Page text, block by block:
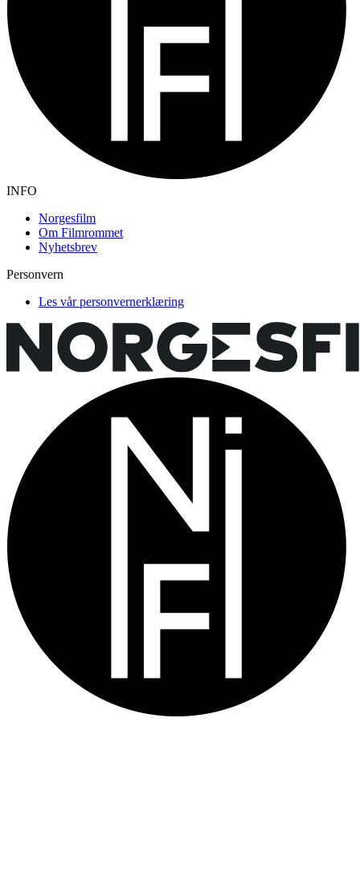
INFO
Norgesfilm
Om Filmrommet
Nyhetsbrev
Personvern
Les vår personvernerklæring